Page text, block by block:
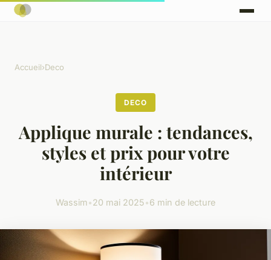
Accueil›Deco
DECO
Applique murale : tendances,
styles et prix pour votre
intérieur
Wassim•20 mai 2025•6 min de lecture